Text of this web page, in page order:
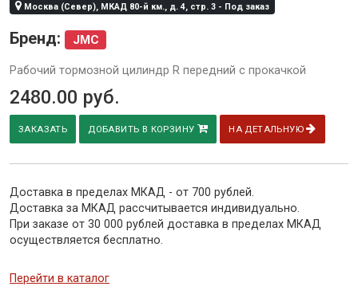
Москва (Север), МКАД 80-й км., д. 4, стр. 3 - Под заказ
Бренд: JMC
Рабочий тормозной цилиндр R передний с прокачкой
2480.00 руб.
ЗАКАЗАТЬ ДОБАВИТЬ В КОРЗИНУ НА ДЕТАЛЬНУЮ
Доставка в пределах МКАД - от 700 рублей.
Доставка за МКАД рассчитывается индивидуально.
При заказе от 30 000 рублей доставка в пределах МКАД
осуществляется бесплатно.
Перейти в каталог